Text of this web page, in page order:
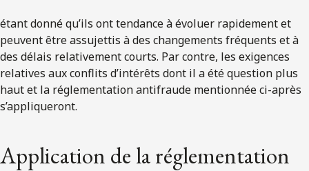
étant donné qu’ils ont tendance à évoluer rapidement et
peuvent être assujettis à des changements fréquents et à
des délais relativement courts. Par contre, les exigences
relatives aux conflits d’intérêts dont il a été question plus
haut et la réglementation antifraude mentionnée ci-après
s’appliqueront.
Application de la réglementation